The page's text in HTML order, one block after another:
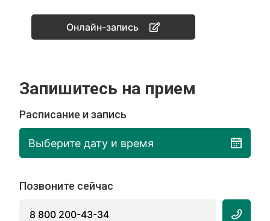
Онлайн-запись
Запишитесь на прием
Расписание и запись
Выберите дату и время
Позвоните сейчас
8 800 200-43-34